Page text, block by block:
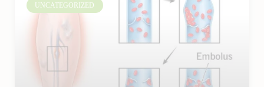
UNCATEGORIZED